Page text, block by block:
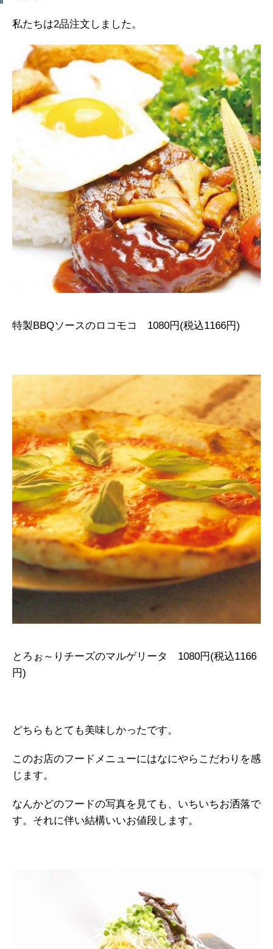
私たちは2品注文しました。
特製BBQソースのロコモコ 1080円(税込1166円)
とろぉ～りチーズのマルゲリータ 1080円(税込1166
円)
どちらもとても美味しかったです。
このお店のフードメニューにはなにやらこだわりを感
じます。
なんかどのフードの写真を見ても、いちいちお洒落で
す。それに伴い結構いいお値段します。